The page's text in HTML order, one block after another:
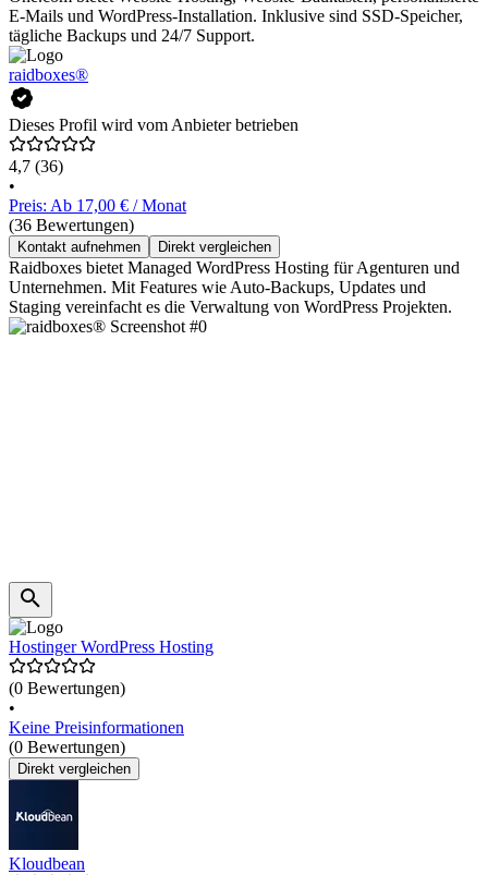
E-Mails und WordPress-Installation. Inklusive sind SSD-Speicher,
tägliche Backups und 24/7 Support.
raidboxes®
Dieses Profil wird vom Anbieter betrieben
4,7 (36)
•
Preis: Ab 17,00 € / Monat
(36 Bewertungen)
Kontakt aufnehmen Direkt vergleichen
Raidboxes bietet Managed WordPress Hosting für Agenturen und
Unternehmen. Mit Features wie Auto-Backups, Updates und
Staging vereinfacht es die Verwaltung von WordPress Projekten.
Hostinger WordPress Hosting
(0 Bewertungen)
•
Keine Preisinformationen
(0 Bewertungen)
Direkt vergleichen
Kloudbean